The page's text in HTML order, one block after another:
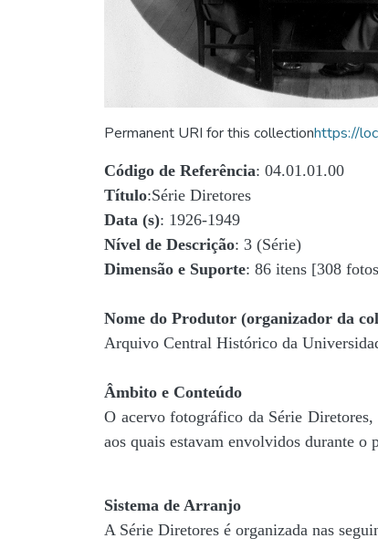
Permanent URI for this collectionhttps://
Código de Referência: 04.01.01.00
Título:Série Diretores
Data (s): 1926-1949
Nível de Descrição: 3 (Série)
Dimensão e Suporte: 86 itens [308
Nome do Produtor (organizador da
Arquivo Central Histórico da
Âmbito e Conteúdo
O acervo fotográfico da Série
aos quais estavam envolvidos durante
Sistema de Arranjo
A Série Diretores é organizada nas